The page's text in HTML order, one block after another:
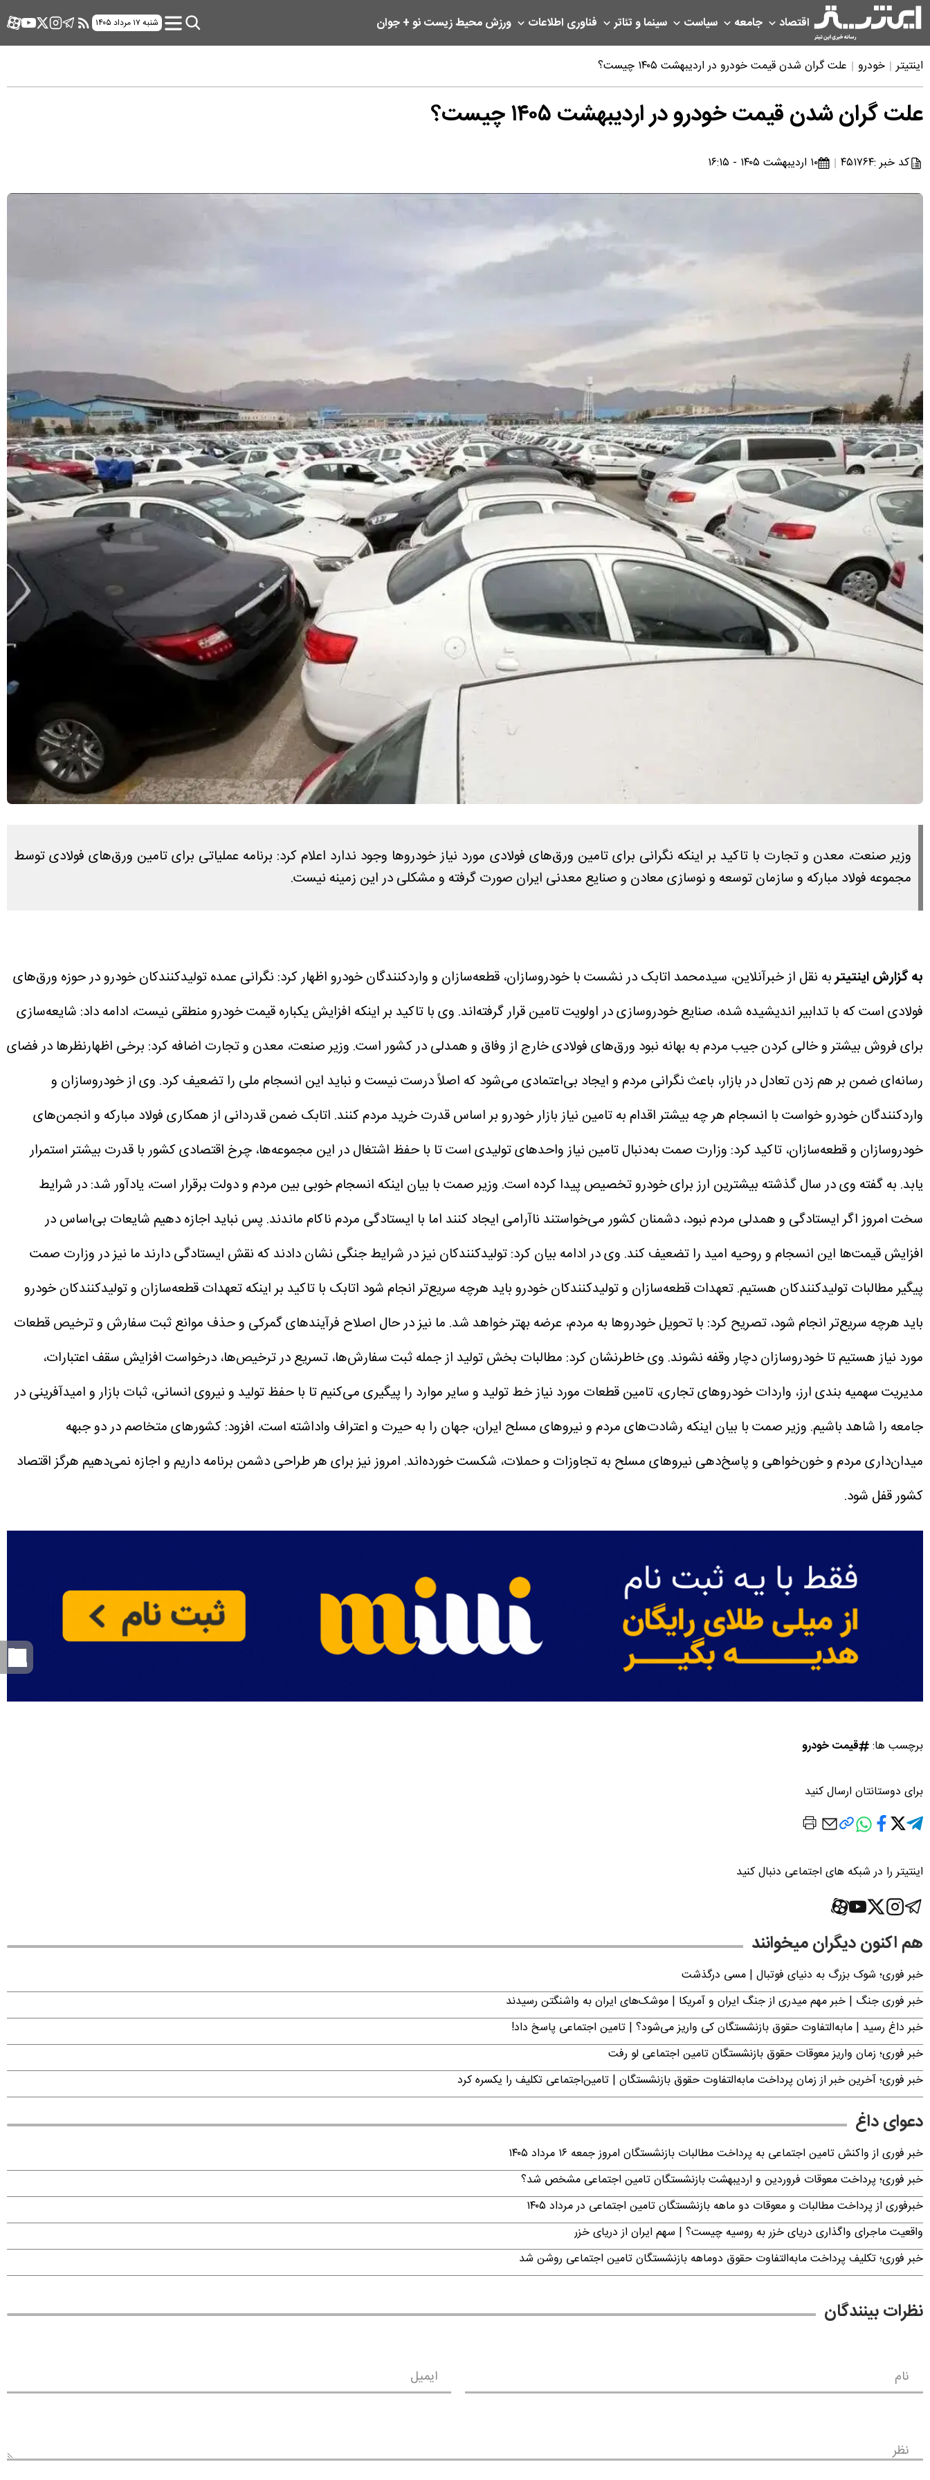
اقتصاد جامعه سیاست سینما و تئاتر فناوری اطلاعات ورزشمحیط زیستنو + جوان شنبه ۱۷ مرداد ۱۴۰۵
اینتیتر خودرو علت گران شدن قیمت خودرو در اردیبهشت ۱۴۰۵ چیست؟
علت گران شدن قیمت خودرو در اردیبهشت ۱۴۰۵ چیست؟
کد خبر :۴۵۱۷۶۴ ۱۰ اردیبهشت ۱۴۰۵ - ۱۶:۱۵
وزیر صنعت، معدن و تجارت با تاکید بر اینکه نگرانی برای تامین ورق‌های فولادی مورد نیاز خودروها وجود ندارد اعلام کرد: برنامه عملیاتی برای تامین ورق‌های فولادی توسط
مجموعه فولاد مبارکه و سازمان توسعه و نوسازی معادن و صنایع معدنی ایران صورت گرفته و مشکلی در این زمینه نیست.
به گزارش اینتیتربه نقل از خبرآنلاین، سیدمحمد اتابک در نشست با خودروسازان، قطعه‌سازان و واردکنندگان خودرو اظهار کرد: نگرانی عمده تولیدکنندکان خودرو در حوزه ورق‌های
فولادی است که با تدابیر اندیشیده شده، صنایع خودروسازی در اولویت تامین قرار گرفته‌اند. وی با تاکید بر اینکه افزایش یکباره قیمت خودرو منطقی نیست، ادامه داد: شایعه‌سازی
‌برای فروش بیشتر و خالی کردن جیب مردم به بهانه نبود ورق‌های فولادی خارج از وفاق و همدلی در کشور است. وزیر صنعت، معدن و تجارت اضافه کرد: برخی اظهارنظرها در فضای
رسانه‌ای ضمن بر هم زدن تعادل در بازار، باعث نگرانی مردم و ایجاد بی‌اعتمادی می‌شود که اصلاً درست نیست و نباید این انسجام ملی را تضعیف کرد. وی از خودروسازان و
واردکنندگان خودرو خواست با انسجام هر چه بیشتر اقدام به تامین نیاز بازار خودرو بر اساس قدرت خرید مردم کنند. اتابک ضمن قدردانی از همکاری فولاد مبارکه و انجمن‌های
خودروسازان و قطعه‌سازان، تاکید کرد: وزارت صمت به‌دنبال تامین نیاز واحدهای تولیدی است تا با حفظ اشتغال در این مجموعه‌ها، چرخ اقتصادی کشور با قدرت بیشتر استمرار
یابد. به گفته وی در سال گذشته بیشترین ارز برای خودرو تخصیص پیدا کرده است. وزیر صمت با بیان اینکه انسجام خوبی بین مردم و دولت برقرار است، یادآور شد: در شرایط
سخت امروز اگر ایستادگی و همدلی مردم نبود، دشمنان کشور می‌خواستند ناآرامی ایجاد کنند اما با ایستادگی مردم ناکام ماندند. پس نباید اجازه دهیم شایعات بی‌اساس در
افزایش قیمت‌ها این انسجام و روحیه امید را تضعیف کند. وی در ادامه بیان کرد: تولیدکنندکان نیز در شرایط جنگی نشان دادند که نقش ایستادگی دارند ما نیز در وزارت صمت
پیگیر مطالبات تولیدکنندکان هستیم.تعهدات قطعه‌سازان و تولیدکنندکان خودرو باید هرچه سریع‌تر انجام شود اتابک با تاکید بر اینکه تعهدات قطعه‌سازان و تولیدکنندکان خودرو
باید هرچه سریع‌تر انجام شود، تصریح کرد: با تحویل خودروها به مردم، عرضه بهتر خواهد شد. ما نیز در حال اصلاح فرآیندهای گمرکی و حذف موانع ثبت سفارش و ترخیص قطعات
مورد نیاز هستیم تا خودروسازان دچار وقفه نشوند. وی خاطرنشان کرد: مطالبات بخش تولید از جمله ثبت سفارش‌ها، تسریع در ترخیص‌ها، درخواست افزایش سقف اعتبارات،
مدیریت سهمیه بندی ارز، واردات خودروهای تجاری، تامین قطعات مورد نیاز خط تولید و سایر موارد را پیگیری می‌کنیم تا با حفظ تولید و نیروی انسانی، ثبات بازار و امیدآفرینی در
جامعه را شاهد باشیم. وزیر صمت با بیان اینکه رشادت‌های مردم و نیروهای مسلح ایران، جهان را به حیرت و اعتراف واداشته است، افزود: کشورهای متخاصم در دو جبهه
میدان‌داری مردم و خون‌خواهی و پاسخ‌دهی نیروهای مسلح به تجاوزات و حملات، شکست خورده‌اند. امروز نیز برای هر طراحی دشمن برنامه داریم و اجازه نمی‌دهیم هرگز اقتصاد
کشور قفل شود.
برچسب ها: قیمت خودرو
برای دوستانتان ارسال کنید
اینتیتر را در شبکه های اجتماعی دنبال کنید
هم اکنون دیگران میخوانند
خبر فوری؛‌ شوک بزرگ به دنیای فوتبال | مسی درگذشت
خبر فوری جنگ | خبر مهم میدری از جنگ ایران و آمریکا | موشک‌های ایران به واشنگتن رسیدند
خبر داغ رسید | مابه‌التفاوت حقوق بازنشستگان کی واریز می‌شود؟ | تامین اجتماعی پاسخ داد!
خبر فوری؛ زمان واریز معوقات حقوق بازنشستگان تامین اجتماعی لو رفت
خبر فوری؛ آخرین خبر از زمان پرداخت مابه‌التفاوت حقوق بازنشستگان | تامین‌اجتماعی تکلیف را یکسره کرد
دعوای داغ
خبر فوری از واکنش تامین اجتماعی به پرداخت مطالبات بازنشستگان امروز جمعه ۱۶ مرداد ۱۴۰۵
خبر فوری؛ پرداخت معوقات فروردین و اردیبهشت بازنشستگان تامین اجتماعی مشخص شد؟
خبرفوری از پرداخت مطالبات و معوقات دو ماهه بازنشستگان تامین اجتماعی در مرداد ۱۴۰۵
واقعیت ماجرای واگذاری دریای خزر به روسیه چیست؟ | سهم ایران از دریای خزر
خبر فوری؛ تکلیف پرداخت مابه‌التفاوت حقوق دوماهه بازنشستگان تامین اجتماعی روشن شد
نظرات بینندگان
نام ایمیل
نظر